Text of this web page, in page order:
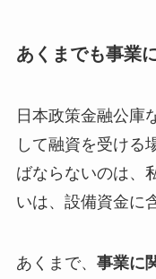
あくまでも事業
日本政策金融公庫
して融資を受ける
ばならないのは、
いは、設備資金に
あくまで、 事業に